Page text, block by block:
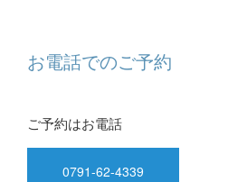
お電話でのご予約
ご予約はお電話
0791-62-4339